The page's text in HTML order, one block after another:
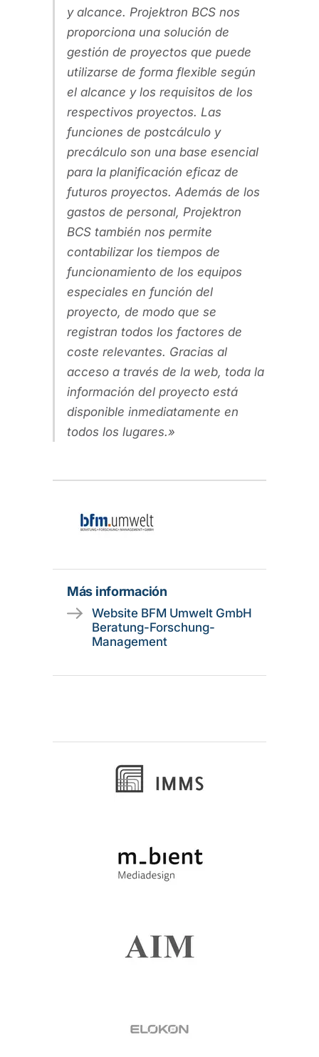
y alcance. Projektron BCS nos
proporciona una solución de
gestión de proyectos que puede
utilizarse de forma flexible según
el alcance y los requisitos de los
respectivos proyectos. Las
funciones de postcálculo y
precálculo son una base esencial
para la planificación eficaz de
futuros proyectos. Además de los
gastos de personal, Projektron
BCS también nos permite
contabilizar los tiempos de
funcionamiento de los equipos
especiales en función del
proyecto, de modo que se
registran todos los factores de
coste relevantes. Gracias al
acceso a través de la web, toda la
información del proyecto está
disponible inmediatamente en
todos los lugares.
Más información
Website BFM Umwelt GmbH
Beratung-Forschung-
Management